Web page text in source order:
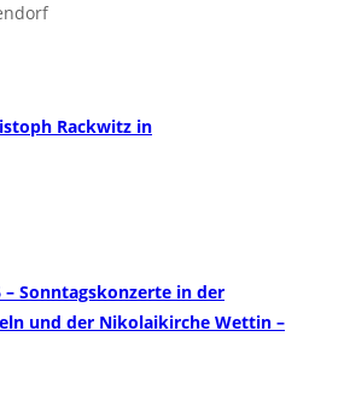
Rackwitz in
Sonntagskonzerte in der
und der Nikolaikirche Wettin –